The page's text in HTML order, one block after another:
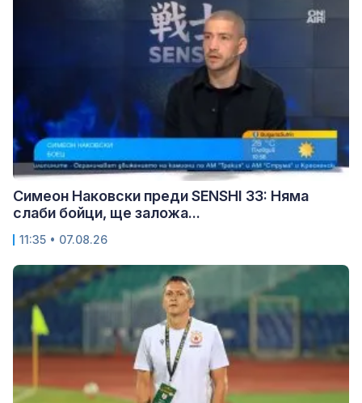
Симеон Наковски преди SENSHI 33: Няма
слаби бойци, ще заложа...
11:35 • 07.08.26